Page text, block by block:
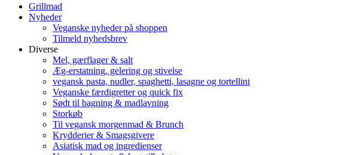
Grillmad
Nyheder
Veganske nyheder på shoppen
Tilmeld nyhedsbrev
Diverse
Mel, gærflager & salt
Æg-erstatning, gelering og stivelse
vegansk pasta, nudler, spaghetti, lasagne og tortellini
Veganske færdigretter og quick fix
Sødt til bagning & madlavning
Storkøb
Til vegansk morgenmad & Brunch
Krydderier & Smagsgivere
Asiatisk mad og ingredienser